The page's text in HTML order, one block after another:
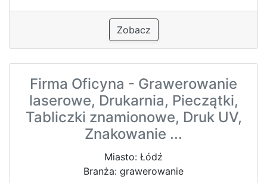
Zobacz
Firma Oficyna - Grawerowanie
laserowe, Drukarnia, Pieczątki,
Tabliczki znamionowe, Druk UV,
Znakowanie ...
Miasto: Łódź
Branża: grawerowanie